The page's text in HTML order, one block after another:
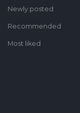
Newly posted
Recommended
Most liked